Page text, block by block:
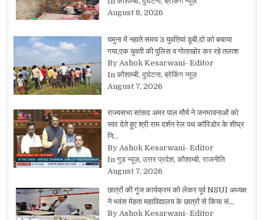
August 8, 2026
यमुना में नहाते समय 3 युवतियां डूबी,दो को बचाया
गया,एक युवती की पुलिस व गोताखोर कर रहे तलाश
By Ashok Kesarwani- Editor
In कौशाम्बी, दुर्घटना, ब्रेकिंग न्यूज़
August 7, 2026
राज्यसभा सांसद अमर पाल मौर्य ने जनभावनाओं को
स्वर देते हुए श्री राम दर्शन रेल पथ कॉरिडोर के शीघ्र
नि…
By Ashok Kesarwani- Editor
In गुड न्यूज़, उत्तर प्रदेश, कौशाम्बी, राजनीति
August 7, 2026
छात्रों की गूंज कार्यक्रम को लेकर पूर्व NSUI अध्यक्ष
ने भवंस मेहता महाविद्यालय के छात्रों से किया सं…
By Ashok Kesarwani- Editor